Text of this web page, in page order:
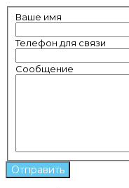
Ваше имя
Телефон для связи
Сообщение